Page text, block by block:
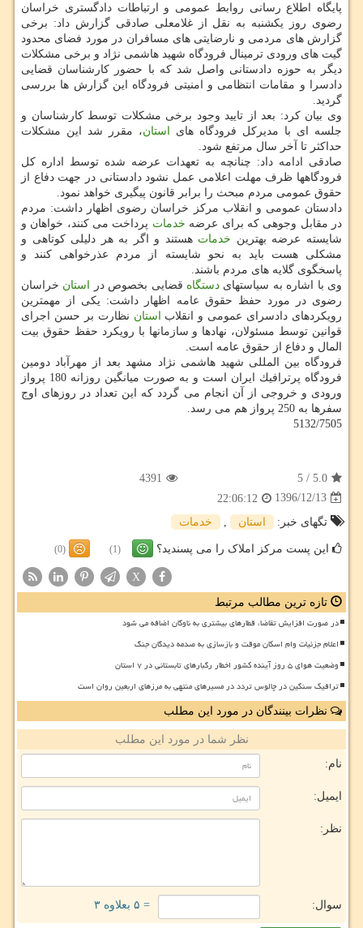
پایگاه اطلاع رسانی روابط عمومی و ارتباطات دادگستری خراسان
رضوی روز یكشنبه به نقل از غلامعلی صادقی گزارش داد: برخی
گزارش های مردمی و نارضایتی های مسافران در مورد فضای محدود
گیت های ورودی ترمینال فرودگاه شهید هاشمی نژاد و برخی مشكلات
دیگر به حوزه دادستانی واصل شد كه با حضور كارشناسان قضایی
دادسرا و مقامات انتظامی و امنیتی فرودگاه این گزارش ها بررسی
گردید.
وی بیان كرد: بعد از تایید وجود برخی مشكلات توسط كارشناسان و
جلسه ای با مدیركل فرودگاه های
استان، مقرر شد این مشكلات
حداكثر تا آخر سال مرتفع شود.
صادقی ادامه داد: چنانچه به تعهدات عرضه شده توسط اداره كل
فرودگاهها ظرف مهلت اعلامی عمل نشود دادستانی در جهت دفاع از
حقوق عمومی مردم مبحث را برابر قانون پیگیری خواهد نمود.
دادستان عمومی و انقلاب مركز خراسان رضوی اظهار داشت: مردم
در مقابل وجوهی كه برای عرضه خدمات پرداخت می كنند، خواهان و
شایسته عرضه بهترین خدمات هستند و اگر به هر دلیلی كوتاهی و
مشكلی هست باید به نحو شایسته از مردم عذرخواهی كنند و
پاسخگوی گلایه های مردم باشند.
وی با اشاره به سیاستهای دستگاه قضایی بخصوص در استان خراسان
رضوی در مورد حفظ حقوق عامه اظهار داشت: یكی از مهمترین
رویكردهای دادسرای عمومی و انقلاب
استان نظارت بر حسن اجرای
قوانین توسط مسئولان، نهادها و سازمانها با رویكرد حفظ حقوق بیت
المال و دفاع از حقوق عامه است.
فرودگاه بین المللی شهید هاشمی نژاد مشهد بعد از مهرآباد دومین
فرودگاه پرترافیك ایران است و به صورت میانگین روزانه 180 پرواز
ورودی و خروجی از آن انجام می گردد كه این تعداد در روزهای اوج
سفرها به 250 پرواز هم می رسد.
5132/7505
5.0
/
5
4391
1396/12/13
22:06:12
تگهای خبر:
استان , خدمات
این پست مرکز املاک را می پسندید؟ (1)
(0)
X
تازه ترین مطالب مرتبط
در صورت افزایش تقاضا، قطارهای بیشتری به ناوگان اضافه می شود
اعلام جزئیات وام اسکان موقت و بازسازی به صدمه دیدگان جنگ
وضعیت هوای ۵ روز آینده کشور اخطار رگبارهای تابستانی در ۷ استان
ترافیک سنگین در چالوس تردد در مسیرهای منتهی به مرزهای اربعین روان است
نظرات بینندگان در مورد این مطلب
نظر شما در مورد این مطلب
نام:
ایمیل:
نظر:
سوال: = ۵ بعلاوه ۳